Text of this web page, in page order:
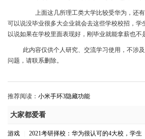
上面这几所理工类大学比较受华为，还有
可以说没毕业很多大企业就会去这些学校校招，学
以说如果在学校里面表现好，刚毕业就能拿薪也不
此内容仅供个人研究、交流学习使用，不涉
问题，请联系删除。
推荐阅读： 小米手环3隐藏功能
大家都爱看
游戏 2021考研择校：华为很认可的4大校，学生